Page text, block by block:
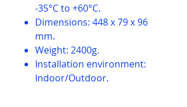
-35°C to +60°C.
Dimensions: 448 x 79 x 96
mm.
Weight: 2400g.
Installation environment:
Indoor/Outdoor.